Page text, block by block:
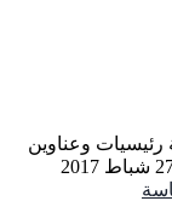
وعناوين